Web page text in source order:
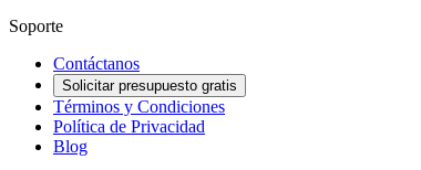
Soporte
Contáctanos
Solicitar presupuesto gratis
Términos y Condiciones
Política de Privacidad
Blog